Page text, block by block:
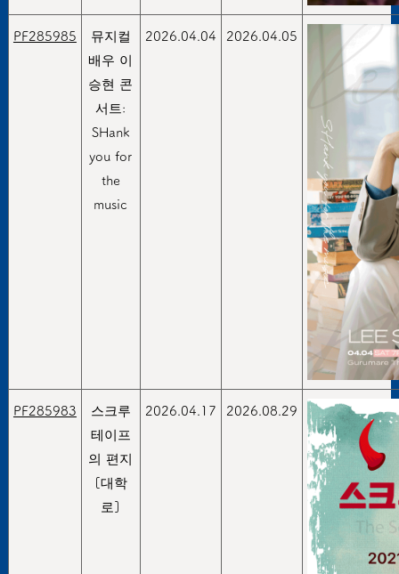
PF285985
뮤지컬
배우 이
승현 콘
서트:
SHank
you for
the
music
2026.04.04 2026.04.05
PF285983
스크루
테이프
의 편지
[대학
로]
2026.04.17 2026.08.29